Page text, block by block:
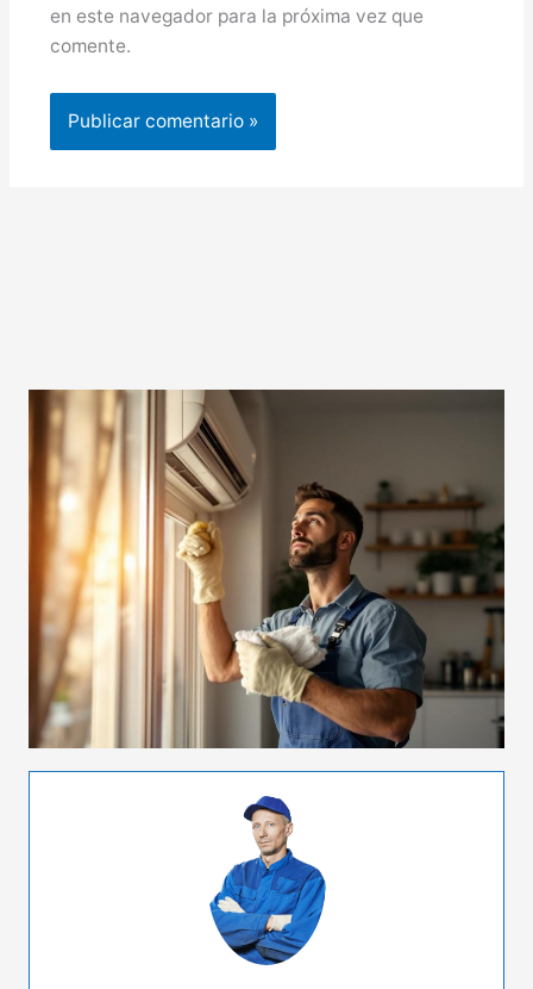
en este navegador para la próxima vez que
comente.